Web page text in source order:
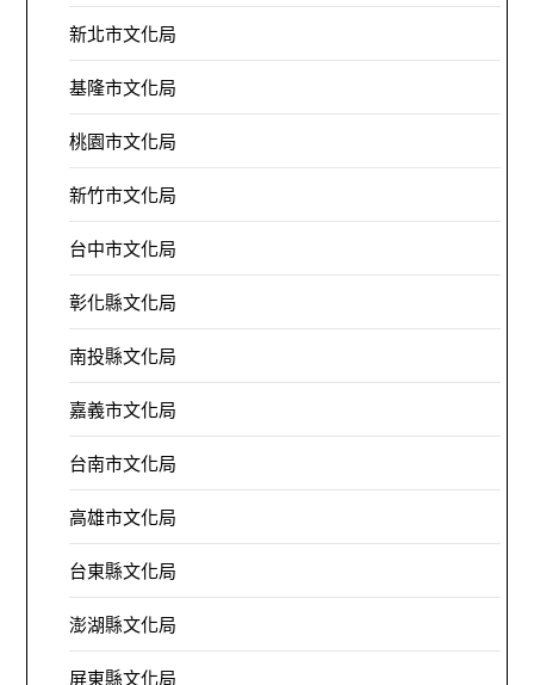
新北市文化局
基隆市文化局
桃園市文化局
新竹市文化局
台中市文化局
彰化縣文化局
南投縣文化局
嘉義市文化局
台南市文化局
高雄市文化局
台東縣文化局
澎湖縣文化局
屏東縣文化局